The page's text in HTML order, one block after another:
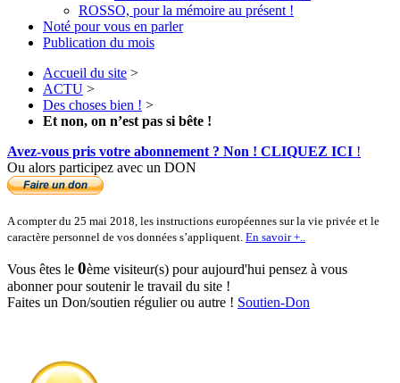
ROSSO, pour la mémoire au présent !
Noté pour vous en parler
Publication du mois
Accueil du site >
ACTU >
Des choses bien ! >
Et non, on n’est pas si bête !
Avez-vous pris votre abonnement ? Non ! CLIQUEZ ICI !
Ou alors participez avec un DON
A compter du 25 mai 2018, les instructions européennes sur la vie privée et le
caractère personnel de vos données s’appliquent. En savoir +..
Vous êtes le 0ème visiteur(s) pour aujourd'hui pensez à vous
abonner pour soutenir le travail du site !
Faites un Don/soutien régulier ou autre ! Soutien-Don